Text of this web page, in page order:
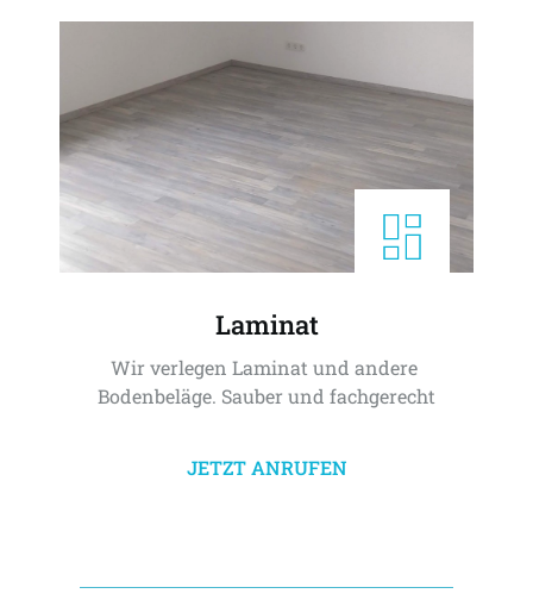
Laminat
Wir verlegen Laminat und andere
Bodenbeläge. Sauber und fachgerecht
JETZT ANRUFEN